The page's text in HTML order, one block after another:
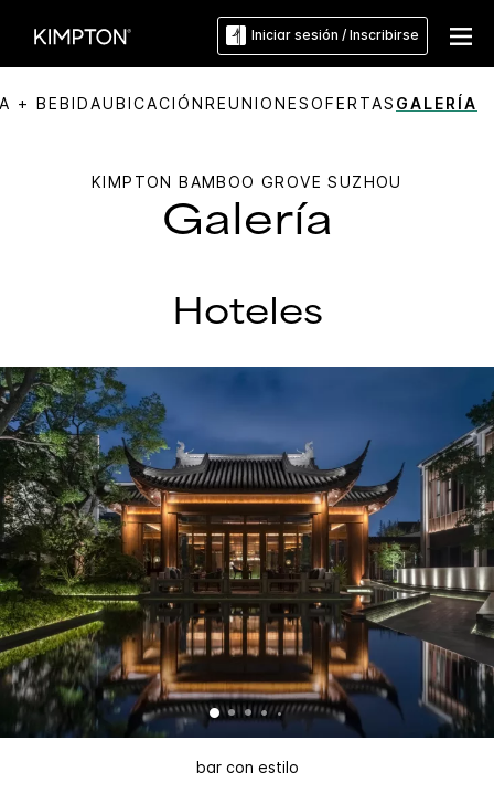
Iniciar sesión / Inscribirse
+ BEBIDAUBICACIÓNREUNIONESOFERTAS GALERÍA
KIMPTON BAMBOO GROVE SUZHOU
Galería
Hoteles
bar con estilo